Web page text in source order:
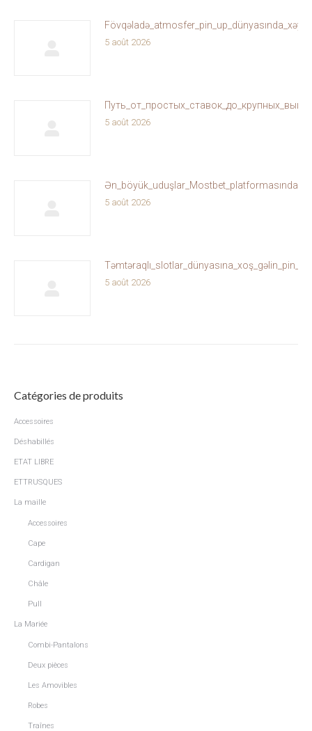
5 août 2026
5 août 2026
5 août 2026
5 août 2026
Catégories de produits
Accessoires
Déshabillés
ETAT LIBRE
ETTRUSQUES
La maille
Accessoires
Cape
Cardigan
Châle
Pull
La Mariée
Combi-Pantalons
Deux pièces
Les Amovibles
Robes
Traînes